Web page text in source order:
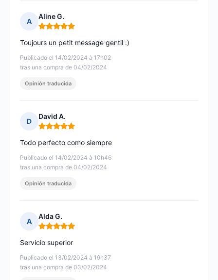
A
Aline G.
Nota: 5 de 5
Publicado el 14/02/2024 à 17h02
tras una compra de 04/02/2024
Toujours un petit message gentil :)
Opinión traducida
D
David A.
Nota: 5 de 5
Publicado el 14/02/2024 à 10h46
tras una compra de 04/02/2024
Todo perfecto como siempre
Opinión traducida
A
Alda G.
Nota: 5 de 5
Publicado el 13/02/2024 à 19h37
tras una compra de 03/02/2024
Servicio superior